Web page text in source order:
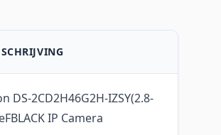
DS-2CD2H46G2H-IZSY(2.8-
IP Camera